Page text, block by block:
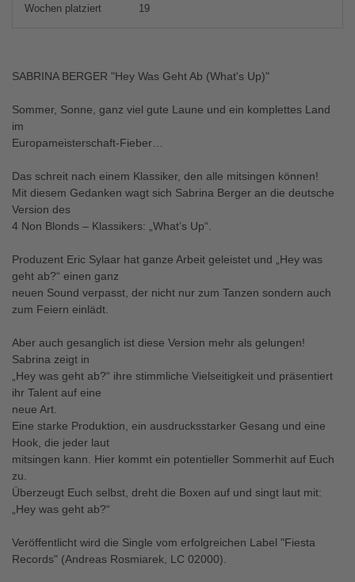
Wochen platziert
19
SABRINA BERGER "Hey Was Geht Ab (What's Up)"
Sommer, Sonne, ganz viel gute Laune und ein komplettes Land
im
Europameisterschaft-Fieber…
Das schreit nach einem Klassiker, den alle mitsingen können!
Mit diesem Gedanken wagt sich Sabrina Berger an die deutsche
Version des
4 Non Blonds – Klassikers: „What’s Up“.
Produzent Eric Sylaar hat ganze Arbeit geleistet und „Hey was
geht ab?“ einen ganz
neuen Sound verpasst, der nicht nur zum Tanzen sondern auch
zum Feiern einlädt.
Aber auch gesanglich ist diese Version mehr als gelungen!
Sabrina zeigt in
„Hey was geht ab?“ ihre stimmliche Vielseitigkeit und präsentiert
ihr Talent auf eine
neue Art.
Eine starke Produktion, ein ausdrucksstarker Gesang und eine
Hook, die jeder laut
mitsingen kann. Hier kommt ein potentieller Sommerhit auf Euch
zu.
Überzeugt Euch selbst, dreht die Boxen auf und singt laut mit:
„Hey was geht ab?“
Veröffentlicht wird die Single vom erfolgreichen Label "Fiesta
Records" (Andreas Rosmiarek, LC 02000).